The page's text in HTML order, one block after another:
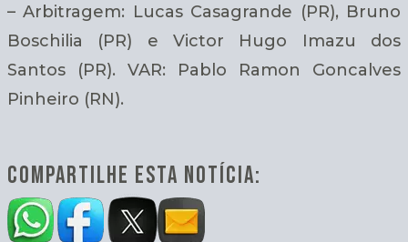
– Arbitragem: Lucas Casagrande (PR), Bruno
Boschilia (PR) e Victor Hugo Imazu dos
Santos (PR). VAR: Pablo Ramon Goncalves
Pinheiro (RN).
COMPARTILHE ESTA NOTÍCIA: